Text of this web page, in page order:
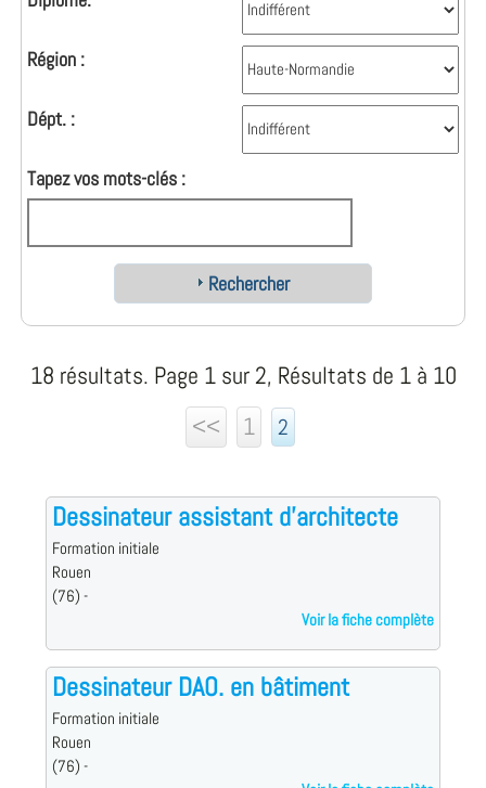
Région :
Dépt. :
Tapez vos mots-clés :
Rechercher
18 résultats. Page 1 sur 2, Résultats de 1 à 10
<<
1 2
Dessinateur assistant d'architecte
Formation initiale
Rouen
(76) -
Voir la fiche complète
Dessinateur DAO. en bâtiment
Formation initiale
Rouen
(76) -